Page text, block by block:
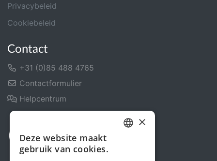
Privacybeleid
Cookiebeleid
Contact
+31 (0)85 488 4765
Contactformulier
Helpcentrum
×
Deze website maakt
gebruik van cookies.